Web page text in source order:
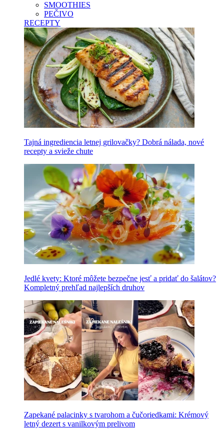
SMOOTHIES
PEČIVO
RECEPTY
Tajná ingrediencia letnej grilovačky? Dobrá nálada, nové
recepty a svieže chute
Jedlé kvety: Ktoré môžete bezpečne jesť a pridať do šalátov?
Kompletný prehľad najlepších druhov
Zapekané palacinky s tvarohom a čučoriedkami: Krémový
letný dezert s vanilkovým prelivom